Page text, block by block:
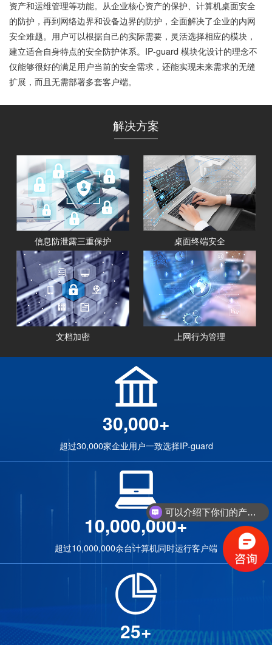
资产和运维管理等功能。从企业核心资产的保护、计算机桌面安全
的防护，再到网络边界和设备边界的防护，全面解决了企业的内网
安全难题。用户可以根据自己的实际需要，灵活选择相应的模块，
建立适合自身特点的安全防护体系。IP-guard 模块化设计的理念不
仅能够很好的满足用户当前的安全需求，还能实现未来需求的无缝
扩展，而且无需部署多套客户端。
解决方案
信息防泄露三重保护 桌面终端安全
文档加密 上网行为管理
30,000+
超过30,000家企业用户一致选择IP-guard
10,000,000+
超过10,000,000余台计算机同时运行客户端
25+
可以介绍下你们的产品么？